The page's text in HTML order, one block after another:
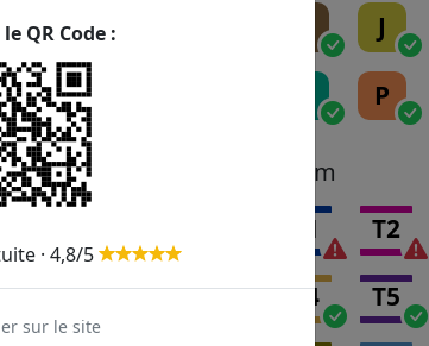
de 1km de la gare 8
387m
J
P
Tram
T1 T2
T4 T5
QR Code :
· 4,8/5
sur le site